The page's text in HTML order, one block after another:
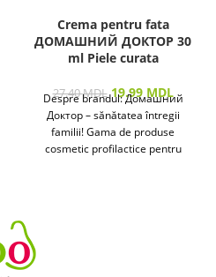
Crema pentru fata
ДОМАШНИЙ ДОКТОР 30
ml Piele curata
27.40MDL 19.99 MDL
Despre brandul: Домашний
Доктор – sănătatea întregii
familii! Gama de produse
cosmetic profilactice pentru